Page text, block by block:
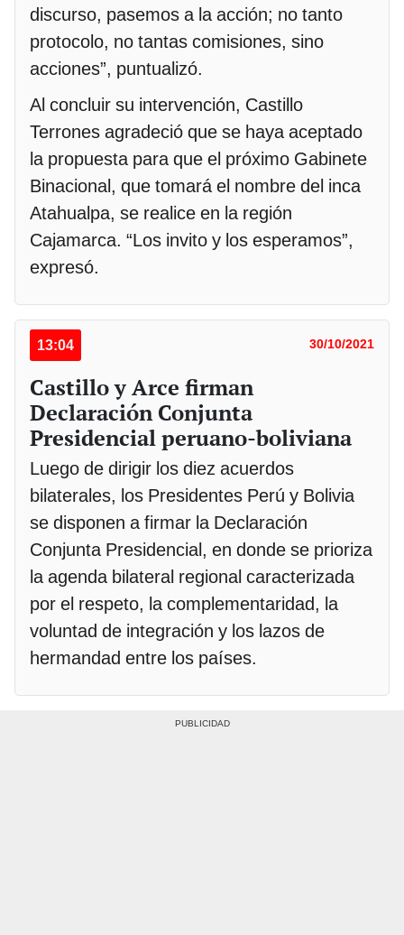
discurso, pasemos a la acción; no tanto
protocolo, no tantas comisiones, sino
acciones”, puntualizó.
Al concluir su intervención, Castillo
Terrones agradeció que se haya aceptado
la propuesta para que el próximo Gabinete
Binacional, que tomará el nombre del inca
Atahualpa, se realice en la región
Cajamarca. “Los invito y los esperamos”,
expresó.
13:04 30/10/2021
Castillo y Arce firman
Declaración Conjunta
Presidencial peruano-boliviana
Luego de dirigir los diez acuerdos
bilaterales, los Presidentes Perú y Bolivia
se disponen a firmar la Declaración
Conjunta Presidencial, en donde se prioriza
la agenda bilateral regional caracterizada
por el respeto, la complementaridad, la
voluntad de integración y los lazos de
hermandad entre los países.